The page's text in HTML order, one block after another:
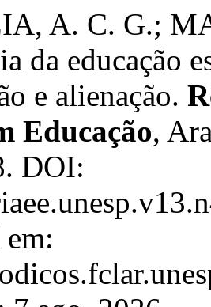
A. C. G.;
da educação
e alienação.
Educação,
DOI: